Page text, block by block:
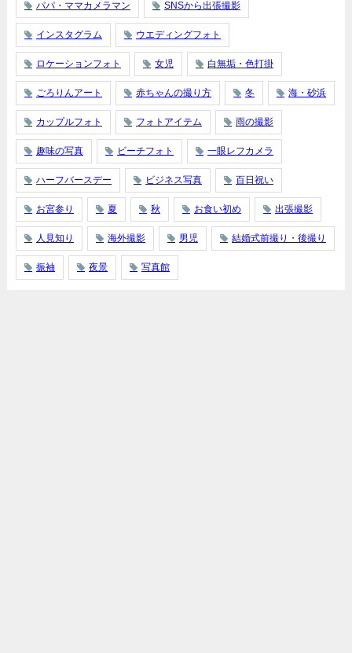
パパ・ママカメラマン SNSから出張撮影
インスタグラム ウエディングフォト
ロケーションフォト 女児 白無垢・色打掛
ごろりんアート 赤ちゃんの撮り方 冬 海・砂浜
カップルフォト フォトアイテム 雨の撮影
趣味の写真 ビーチフォト 一眼レフカメラ
ハーフバースデー ビジネス写真 百日祝い
お宮参り 夏 秋 お食い初め 出張撮影
人見知り 海外撮影 男児 結婚式前撮り・後撮り
振袖 夜景 写真館